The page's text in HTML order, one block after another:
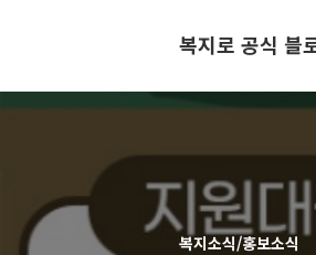
복지로 공식 블
복지소식/홍보소식